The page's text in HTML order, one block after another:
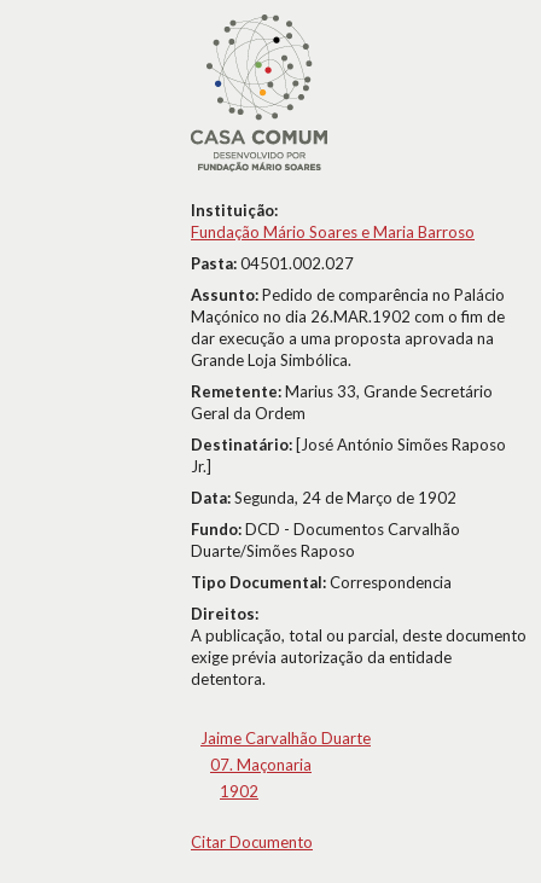
Instituição:
Fundação Mário Soares e Maria Barroso
Pasta:04501.002.027
Assunto:Pedido de comparência no Palácio
Maçónico no dia 26.MAR.1902 com o fim de
dar execução a uma proposta aprovada na
Grande Loja Simbólica.
Remetente:Marius 33, Grande Secretário
Geral da Ordem
Destinatário: [José António Simões Raposo
Jr.]
Data:Segunda, 24 de Março de 1902
Fundo:DCD - Documentos Carvalhão
Duarte/Simões Raposo
Tipo Documental:Correspondencia
Direitos:
A publicação, total ou parcial, deste documento
exige prévia autorização da entidade
detentora.
Jaime Carvalhão Duarte
07. Maçonaria
1902
Citar Documento